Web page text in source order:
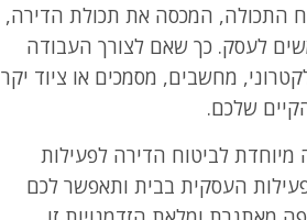
התכולה, המכסה את תכולת הדירה,
לעסק. כך שאם לצורך העבודה
מחשבים, מסמכים או ציוד יקר
שלכם.
לביטוח הדירה לפעילות
העסקית בבית ותאפשר לכם